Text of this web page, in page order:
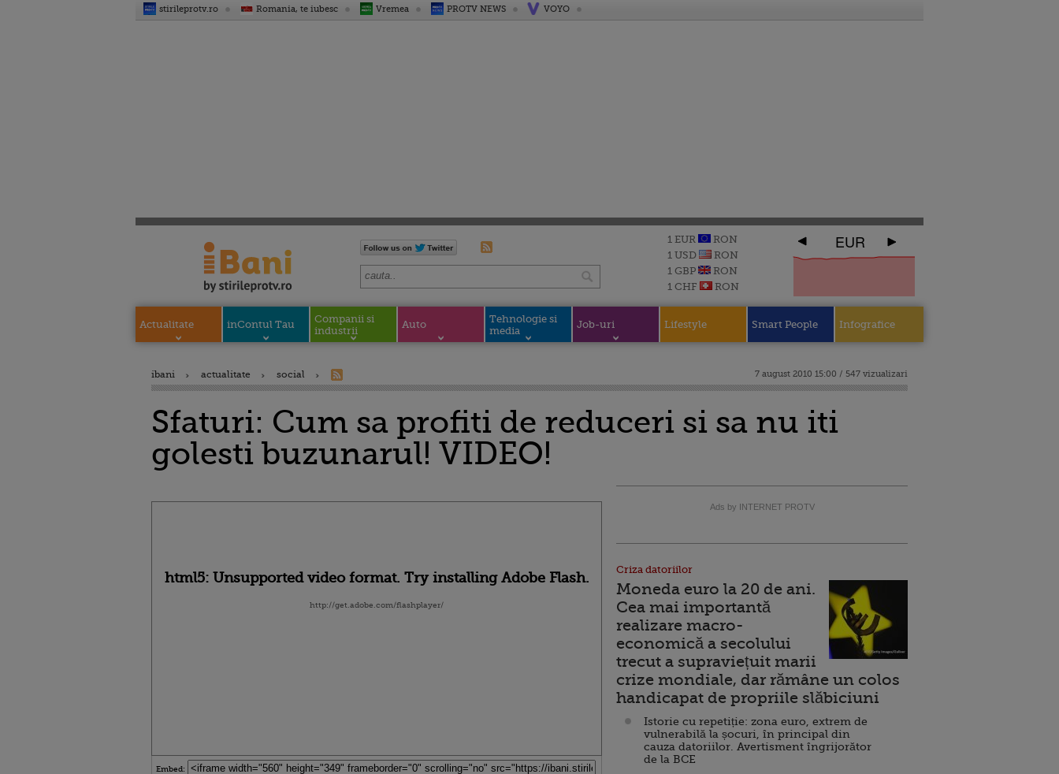
stirileprotv.ro Romania, te iubesc Vremea PROTV NEWS VOYO
1 EUR
RON
1 USD
RON
1 GBP
RON
1 CHF
RON
EUR
Actualitate inContul Tau
Companii si
industrii
Auto
Tehnologie si
media
Job-uri Lifestyle Smart People Infografice
ibani actualitate social 7 august 2010 15:00 / 547 vizualizari
Sfaturi: Cum sa profiti de reduceri si sa nu iti
golesti buzunarul! VIDEO!
html5: Unsupported video format. Try installing Adobe Flash.
http://get.adobe.com/flashplayer/
Embed:
Ads by INTERNET PROTV
Criza datoriilor
Moneda euro la 20 de ani.
Cea mai importantă
realizare macro-
economică a secolului
trecut a supraviețuit marii
crize mondiale, dar rămâne un colos
handicapat de propriile slăbiciuni
Istorie cu repetiție: zona euro, extrem de
vulnerabilă la șocuri, în principal din
cauza datoriilor. Avertisment îngrijorător
de la BCE